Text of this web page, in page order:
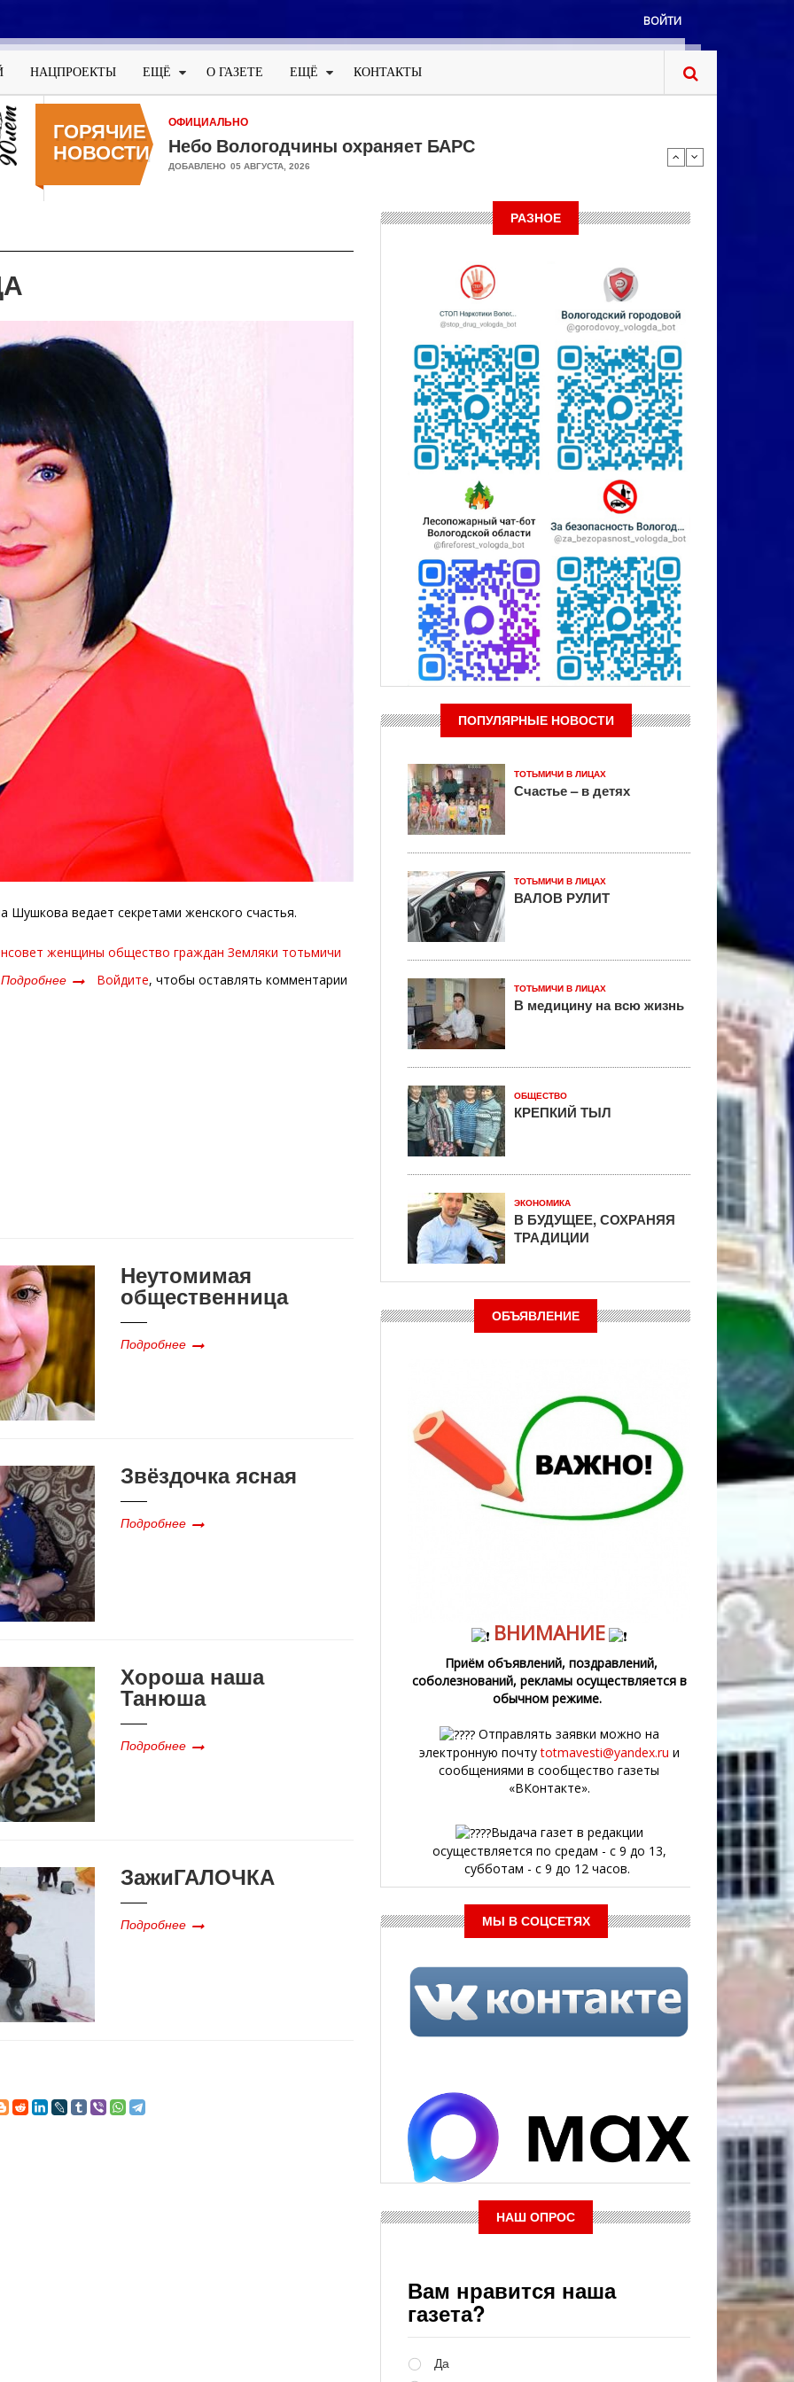
Меню
учётной
записи
пользователя
ВОЙТИ
НАЦПРОЕКТЫ ЕЩЁ О ГАЗЕТЕ ЕЩЁ КОНТАКТЫ
ГОРЯЧИЕ
НОВОСТИ
ОФИЦИАЛЬНО
Небо Вологодчины охраняет БАРС
ДОБАВЛЕНО 05 АВГУСТА, 2026
Шушкова ведает секретами женского счастья.
женщины общество граждан Земляки тотьмичи
Подробнее о
Войдите, чтобы оставлять комментарии
Неутомимая
общественница
Подробнее
Звёздочка ясная
Подробнее
Хороша наша
Танюша
Подробнее
ЗажиГАЛОЧКА
Подробнее
РАЗНОЕ
ПОПУЛЯРНЫЕ НОВОСТИ
ТОТЬМИЧИ В ЛИЦАХ
Счастье – в детях
ТОТЬМИЧИ В ЛИЦАХ
ВАЛОВ РУЛИТ
ТОТЬМИЧИ В ЛИЦАХ
В медицину на всю жизнь
ОБЩЕСТВО
КРЕПКИЙ ТЫЛ
ЭКОНОМИКА
В БУДУЩЕЕ, СОХРАНЯЯ
ТРАДИЦИИ
ОБЪЯВЛЕНИЕ
ВНИМАНИЕ
Приём объявлений, поздравлений,
соболезнований, рекламы осуществляется в
обычном режиме.
Отправлять заявки можно на
электронную почтуtotmavesti@yandex.ru и
сообщениями в сообщество газеты
«ВКонтакте».
Выдача газет в редакции
осуществляется по средам - с 9 до 13,
субботам - с 9 до 12 часов.
МЫ В СОЦСЕТЯХ
НАШ ОПРОС
Вам нравится наша
газета?
Да